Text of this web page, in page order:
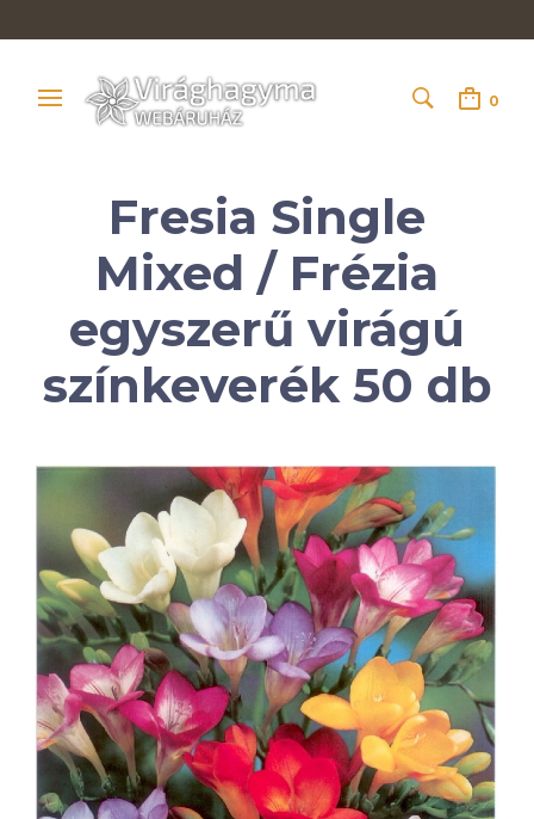
0
Fresia Single
Mixed / Frézia
egyszerű virágú
színkeverék 50 db